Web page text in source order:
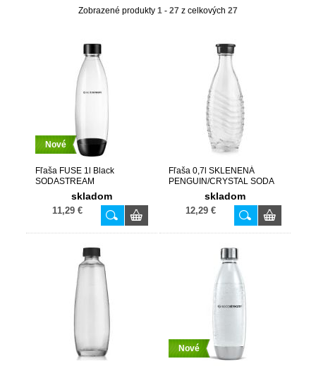
Zobrazené produkty 1 - 27 z celkových 27
Nové
Fľaša FUSE 1l Black
SODASTREAM
skladom
11,29 €
Fľaša 0,7l SKLENENÁ
PENGUIN/CRYSTAL SODA
skladom
12,29 €
Nové